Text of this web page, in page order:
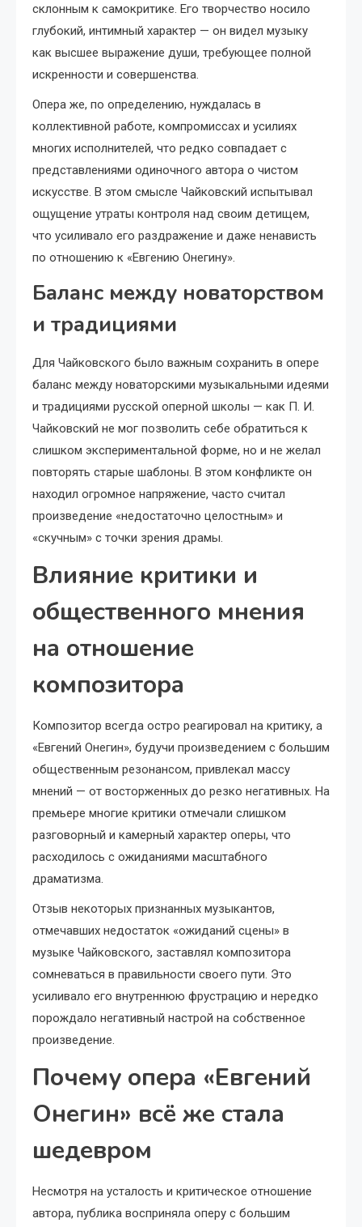
склонным к самокритике. Его творчество носило
глубокий, интимный характер — он видел музыку
как высшее выражение души, требующее полной
искренности и совершенства.
Опера же, по определению, нуждалась в
коллективной работе, компромиссах и усилиях
многих исполнителей, что редко совпадает с
представлениями одиночного автора о чистом
искусстве. В этом смысле Чайковский испытывал
ощущение утраты контроля над своим детищем,
что усиливало его раздражение и даже ненависть
по отношению к «Евгению Онегину».
Баланс между новаторством
и традициями
Для Чайковского было важным сохранить в опере
баланс между новаторскими музыкальными идеями
и традициями русской оперной школы — как П. И.
Чайковский не мог позволить себе обратиться к
слишком экспериментальной форме, но и не желал
повторять старые шаблоны. В этом конфликте он
находил огромное напряжение, часто считал
произведение «недостаточно целостным» и
«скучным» с точки зрения драмы.
Влияние критики и
общественного мнения
на отношение
композитора
Композитор всегда остро реагировал на критику, а
«Евгений Онегин», будучи произведением с большим
общественным резонансом, привлекал массу
мнений — от восторженных до резко негативных. На
премьере многие критики отмечали слишком
разговорный и камерный характер оперы, что
расходилось с ожиданиями масштабного
драматизма.
Отзыв некоторых признанных музыкантов,
отмечавших недостаток «ожиданий сцены» в
музыке Чайковского, заставлял композитора
сомневаться в правильности своего пути. Это
усиливало его внутреннюю фрустрацию и нередко
порождало негативный настрой на собственное
произведение.
Почему опера «Евгений
Онегин» всё же стала
шедевром
Несмотря на усталость и критическое отношение
автора, публика восприняла оперу с большим